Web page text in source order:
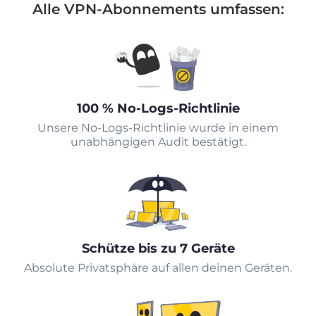
Alle VPN-Abonnements umfassen:
100 % No-Logs-Richtlinie
Unsere No-Logs-Richtlinie wurde in einem
unabhängigen Audit bestätigt.
Schütze bis zu 7 Geräte
Absolute Privatsphäre auf allen deinen Geräten.